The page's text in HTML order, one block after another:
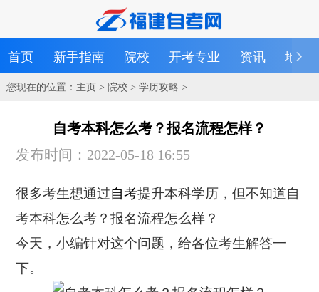
首页 新手指南 院校 开考专业 资讯 地区
您现在的位置： 主页> 院校 > 学历攻略 >
自考本科怎么考？报名流程怎样？
发布时间：2022-05-18 16:55
很多考生想通过自考提升本科学历，但不知道自
考本科怎么考？报名流程怎么样？
今天，小编针对这个问题，给各位考生解答一
下。